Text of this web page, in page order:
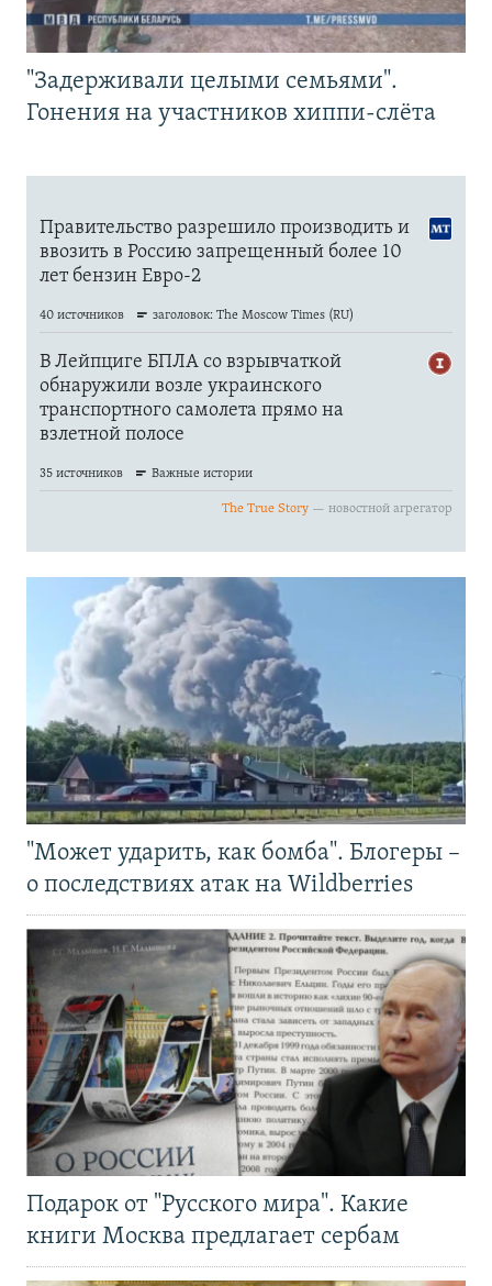
"Задерживали целыми семьями".
Гонения на участников хиппи-слёта
"Может ударить, как бомба". Блогеры –
о последствиях атак на Wildberries
Подарок от "Русского мира". Какие
книги Москва предлагает сербам